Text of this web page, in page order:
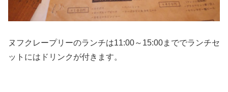
ヌフクレープリーのランチは11:00～15:00まででランチセ
ットにはドリンクが付きます。